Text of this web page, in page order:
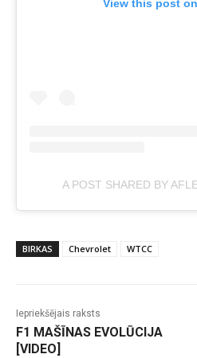
View this post
A POST SHARED BY
BIRKAS Chevrolet WTCC
Iepriekšējais raksts
F1 MAŠĪNAS EVOLŪCIJA
[VIDEO]